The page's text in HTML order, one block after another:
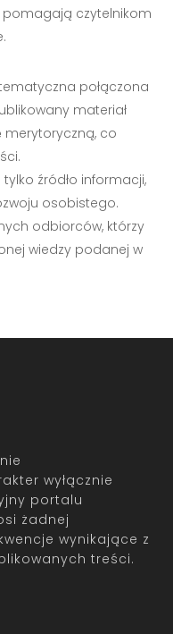
pomagają czytelnikom
połączona
materiał
merytoryczną, co
źródło informacji,
osobistego.
odbiorców, którzy
wiedzy podanej w
wyłącznie
portalu
żadnej
wynikające z
treści.